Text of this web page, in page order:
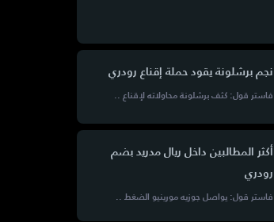
نجم برشلونة يقود حملة إقناع رودري
فاستر قول: كثف برشلونة محاولاته لإقناع ..
أكثر المطالبين داخل ريال مدريد بضم
رودري
فاستر قول: يواصل جوزيه مورينيو الضغط ..